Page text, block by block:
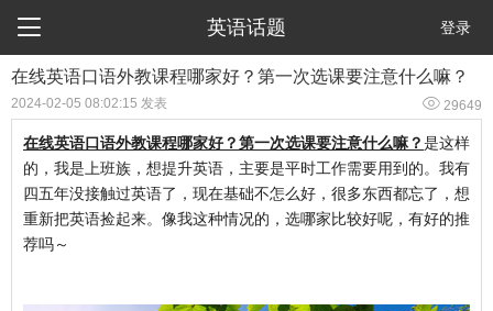
 英语话题 登录
在线英语口语外教课程哪家好？第一次选课要注意什么嘛？
2024-02-05 08:02:15 发表  29649
在线英语口语外教课程哪家好？第一次选课要注意什么嘛？是这样
的，我是上班族，想提升英语，主要是平时工作需要用到的。我有
四五年没接触过英语了，现在基础不怎么好，很多东西都忘了，想
重新把英语捡起来。像我这种情况的，选哪家比较好呢，有好的推
荐吗～